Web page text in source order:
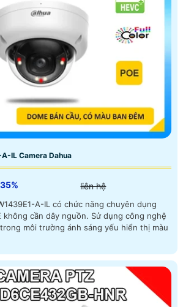
IL Camera Dahua
liên hệ
A-IL có chức năng chuyên dụng
dây nguồn. Sử dụng công nghệ
môi trường ánh sáng yếu hiển thị màu